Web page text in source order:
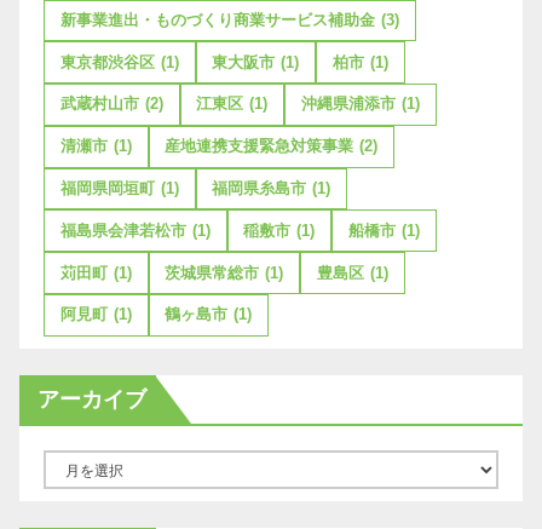
新事業進出・ものづくり商業サービス補助金 (3)
東京都渋谷区 (1) 東大阪市 (1) 柏市 (1)
武蔵村山市 (2) 江東区 (1) 沖縄県浦添市 (1)
清瀬市 (1) 産地連携支援緊急対策事業 (2)
福岡県岡垣町 (1) 福岡県糸島市 (1)
福島県会津若松市 (1) 稲敷市 (1) 船橋市 (1)
苅田町 (1) 茨城県常総市 (1) 豊島区 (1)
阿見町 (1) 鶴ヶ島市 (1)
アーカイブ